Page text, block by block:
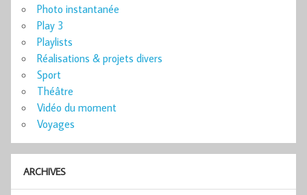
Photo instantanée
Play 3
Playlists
Réalisations & projets divers
Sport
Théâtre
Vidéo du moment
Voyages
ARCHIVES